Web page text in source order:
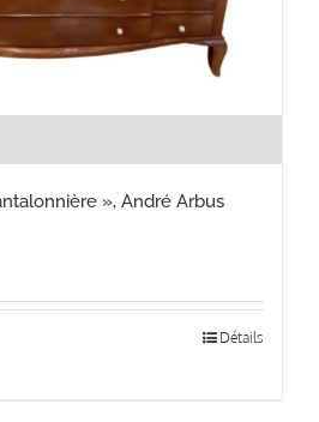
», André Arbus
Détails